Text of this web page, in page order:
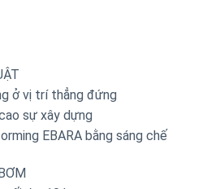
ở vị trí thẳng đứng
sự xây dựng
EBARA bằng sáng chế